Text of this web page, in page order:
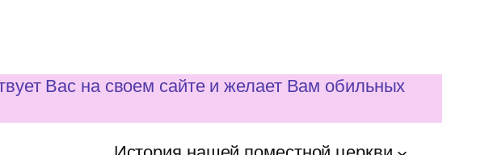
Вас на своем сайте и желает Вам обильных